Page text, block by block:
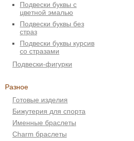
Подвески буквы с
цветной эмалью
Подвески буквы без
страз
Подвески буквы курсив
со стразами
Подвески-фигурки
Разное
Готовые изделия
Бижутерия для спорта
Именные браслеты
Charm браслеты